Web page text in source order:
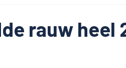
rauw heel